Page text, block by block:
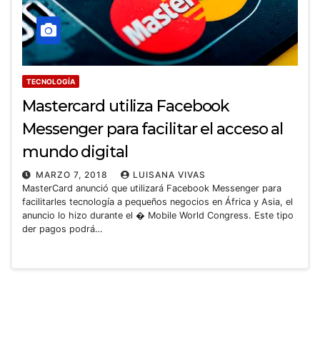
TECNOLOGÍA
Mastercard utiliza Facebook
Messenger para facilitar el acceso al
mundo digital
MARZO 7, 2018
LUISANA VIVAS
MasterCard anunció que utilizará Facebook Messenger para
facilitarles tecnología a pequeños negocios en África y Asia, el
anuncio lo hizo durante el � Mobile World Congress. Este tipo
der pagos podrá…